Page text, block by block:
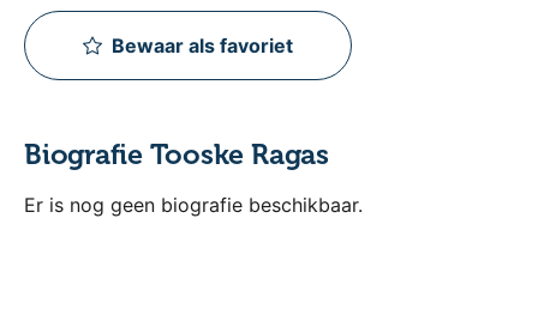
Bewaar als favoriet
Biografie Tooske Ragas
Er is nog geen biografie beschikbaar.